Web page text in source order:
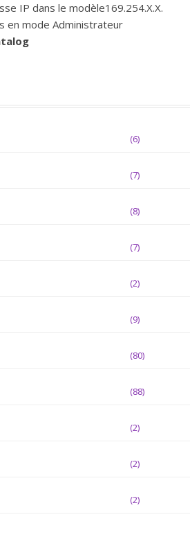
IP dans le modèle169.254.X.X.
en mode Administrateur
(6)
(7)
(8)
(7)
(2)
(9)
(80)
(88)
(2)
(2)
(2)